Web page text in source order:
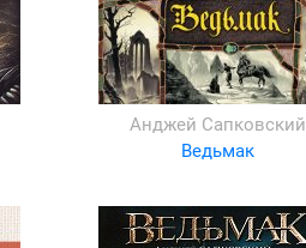
Анджей Сапковский
Ведьмак